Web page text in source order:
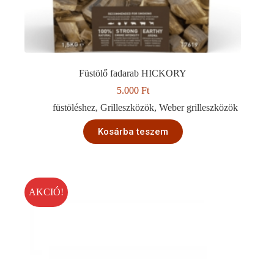
Füstölő fadarab HICKORY
5.000 Ft
füstöléshez, Grilleszközök, Weber grilleszközök
Kosárba teszem
AKCIÓ!